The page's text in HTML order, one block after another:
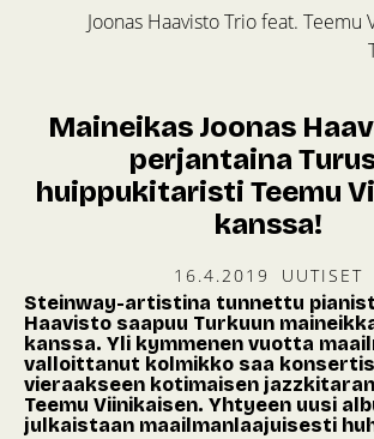
Joonas Haavisto Trio feat. Teemu
Maineikas Joonas
perjantaina
huippukitaristi Teemu
kanssa!
16.4.2019 UUTISET
Steinway-artistina tunnettu
Haavisto saapuu Turkuun
kanssa. Yli kymmenen vuotta
valloittanut kolmikko saa
vieraakseen kotimaisen
Teemu Viinikaisen. Yhtyeen uusi
julkaistaan maailmanlaajuisesti